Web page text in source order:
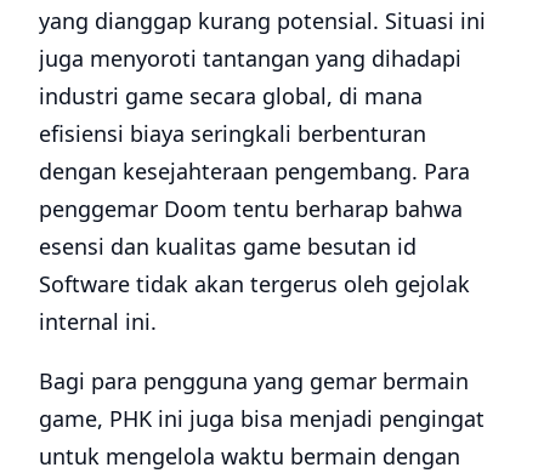
yang dianggap kurang potensial. Situasi ini
juga menyoroti tantangan yang dihadapi
industri game secara global, di mana
efisiensi biaya seringkali berbenturan
dengan kesejahteraan pengembang. Para
penggemar Doom tentu berharap bahwa
esensi dan kualitas game besutan id
Software tidak akan tergerus oleh gejolak
internal ini.
Bagi para pengguna yang gemar bermain
game, PHK ini juga bisa menjadi pengingat
untuk mengelola waktu bermain dengan